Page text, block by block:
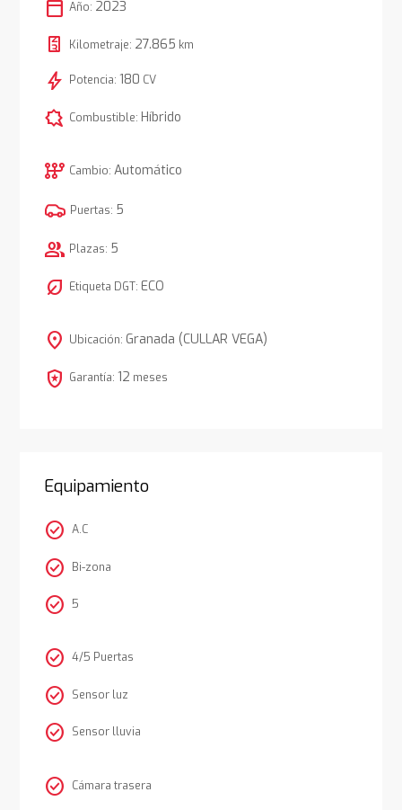
calendar_today Año: 2023
Kilometraje: 27.865 km
bolt Potencia: 180 CV
comic_bubble Combustible: Híbrido
auto_transmission Cambio: Automático
Puertas: 5
group Plazas: 5
nest_eco_leaf Etiqueta DGT: ECO
location_on Ubicación: Granada (CULLAR VEGA)
local_police Garantía: 12 meses
Equipamiento
check_circle A.C
check_circle Bi-zona
check_circle 5
check_circle 4/5 Puertas
check_circle Sensor luz
check_circle Sensor lluvia
check_circle Cámara trasera